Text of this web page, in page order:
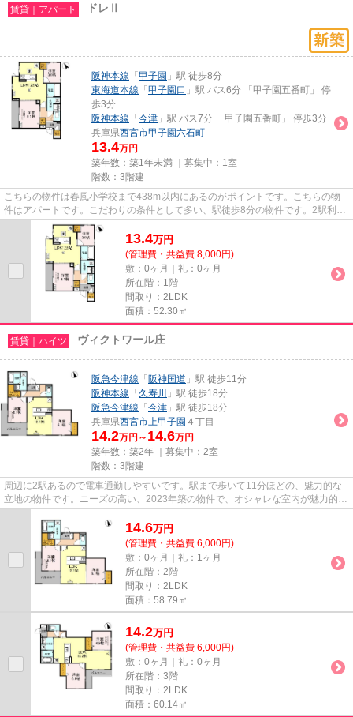
賃貸｜アパート ドレⅡ
阪神本線 「 甲子園 」駅 徒歩8分
東海道本線 「 甲子園口 」駅 バス6分 「甲子園五番町」 停
歩3分
阪神本線 「 今津 」駅 バス7分 「甲子園五番町」 停歩3分
兵庫県西宮市甲子園六石町
13.4万円
築年数：築1年未満 ｜募集中： 1室
階数：3階建
こちらの物件は春風小学校まで438m以内にあるのがポイントです。こちらの物
件はアパートです。こだわりの条件として多い、駅徒歩8分の物件です。2駅利用
できる場所にあり、アクセスが...
13.4万円
(管理費・共益費 8,000円)
敷：0ヶ月｜礼：0ヶ月
所在階：1階
間取り：2LDK
面積：52.30㎡
賃貸｜ハイツ ヴィクトワール庄
阪急今津線 「 阪神国道 」駅 徒歩11分
阪神本線 「 久寿川
」駅 徒歩18分
阪急今津線 「 今津 」駅 徒歩18分
兵庫県西宮市上甲子園 ４丁目
14.2万円～ 14.6万円
築年数：築2年 ｜募集中： 2室
階数：3階建
周辺に2駅あるので電車通勤しやすいです。駅まで歩いて11分ほどの、魅力的な
立地の物件です。ニーズの高い、2023年築の物件で、オシャレな室内が魅力的。
14.6万円
(管理費・共益費 6,000円)
敷：0ヶ月｜礼：1ヶ月
所在階：2階
間取り：2LDK
面積：58.79㎡
14.2万円
(管理費・共益費 6,000円)
敷：0ヶ月｜礼：0ヶ月
所在階：3階
間取り：2LDK
面積：60.14㎡